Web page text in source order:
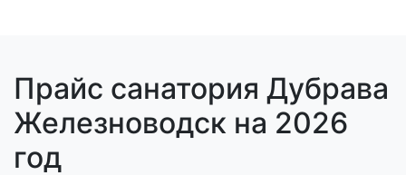
Прайс санатория Дубрава
Железноводск на 2026
год